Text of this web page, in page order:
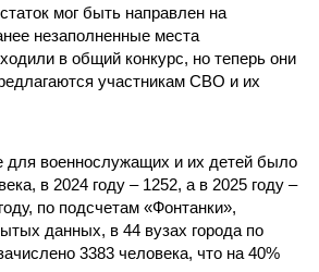
мог быть направлен на
незаполненные места
в общий конкурс, но теперь они
участникам СВО и их
для военнослужащих и их детей было
в 2024 году – 1252, а в 2025 году –
по подсчетам «Фонтанки»,
данных, в 44 вузах города по
3383 человека, что на 40%